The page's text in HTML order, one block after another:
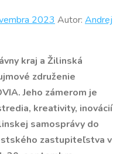
2023 Autor: Andrej
kraj a Žilinská
združenie
Jeho zámerom je
kreativity, inovácií
samosprávy do
zastupiteľstva v